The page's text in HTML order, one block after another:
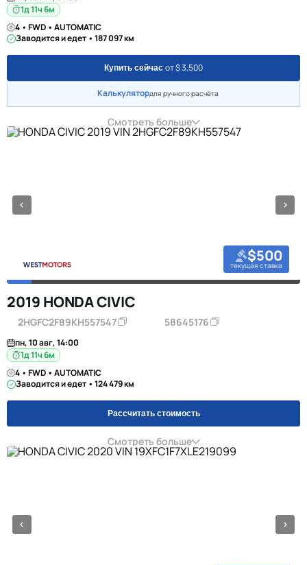
1д 11ч 6м
4 • FWD • AUTOMATIC
Заводится и едет • 187 097 км
Купить сейчас от $ 3,500
Калькулятордля ручного расчёта
Смотреть больше
$500
текущая ставка
2019 HONDA CIVIC
2HGFC2F89KH557547 58645176
пн, 10 авг, 14:00
1д 11ч 6м
4 • FWD • AUTOMATIC
Заводится и едет • 124 479 км
Рассчитать стоимость
Смотреть больше